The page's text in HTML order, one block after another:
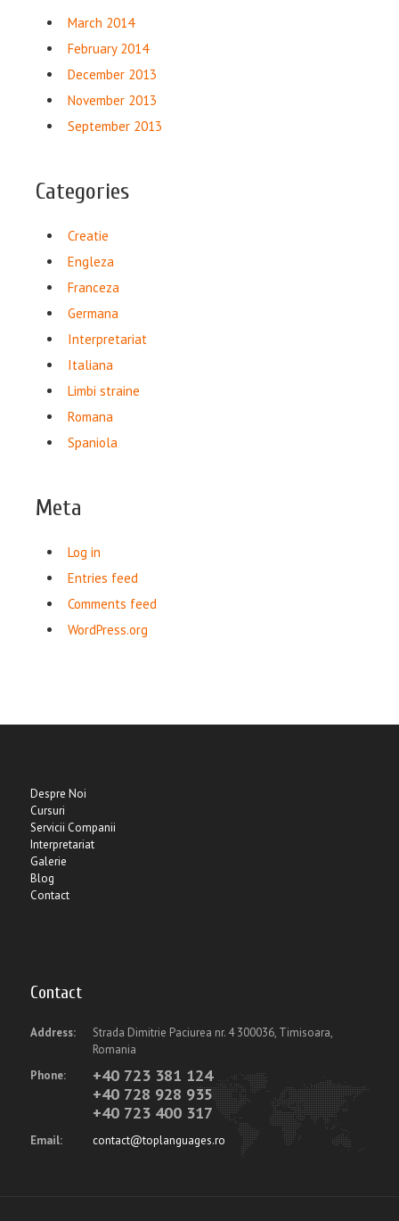
March 2014
February 2014
December 2013
November 2013
September 2013
Categories
Creatie
Engleza
Franceza
Germana
Interpretariat
Italiana
Limbi straine
Romana
Spaniola
Meta
Log in
Entries feed
Comments feed
WordPress.org
Despre Noi
Cursuri
Servicii Companii
Interpretariat
Galerie
Blog
Contact
Contact
Address:
Strada Dimitrie Paciurea nr. 4 300036, Timisoara,
Romania
Phone:
+40 723 381 124
+40 728 928 935
+40 723 400 317
Email: contact@toplanguages.ro